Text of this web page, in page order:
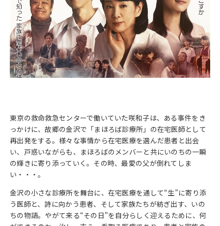
東京の救命救急センターで働いていた咲和子は、ある事件をき
っかけに、故郷の金沢で「まほろば診療所」の在宅医師として
再出発をする。様々な事情から在宅医療を選んだ患者と出会
い、戸惑いながらも、まほろばのメンバーと共にいのちの一瞬
の輝きに寄り添っていく。その時、最愛の父が倒れてしま
い・・・。
金沢の小さな診療所を舞台に、在宅医療を通して“生”に寄り添
う医師と、詩に向かう患者、そして家族たちが紡ぎ出す、いの
ちの物語。やがて来る“その日”を自分らしく迎えるために、何